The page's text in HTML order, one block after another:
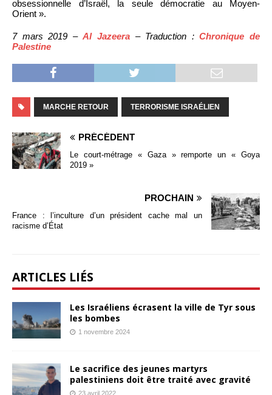
obsessionnelle d’Israël, la seule démocratie au Moyen-
Orient ».
7 mars 2019 –Al Jazeera – Traduction :Chronique de
Palestine
MARCHE RETOUR TERRORISME ISRAÉLIEN
PRÉCÉDENT
Le court-métrage « Gaza » remporte un « Goya
2019 »
PROCHAIN
France : l’inculture d’un président cache mal un
racisme d’État
ARTICLES LIÉS
Les Israéliens écrasent la ville de Tyr sous
les bombes
1 novembre 2024
Le sacrifice des jeunes martyrs
palestiniens doit être traité avec gravité
23 avril 2022